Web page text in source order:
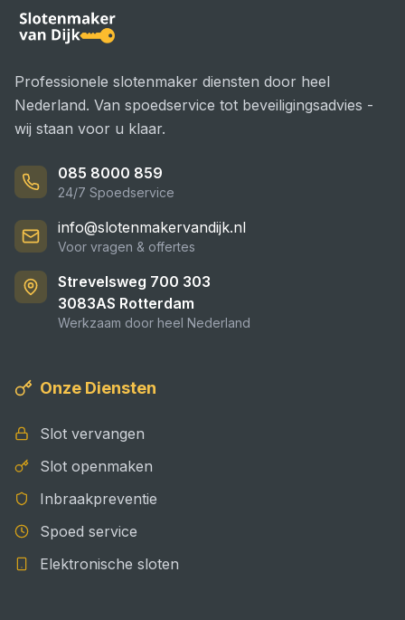
Professionele slotenmaker diensten door heel
Nederland. Van spoedservice tot beveiligingsadvies -
wij staan voor u klaar.
085 8000 859
24/7 Spoedservice
info@slotenmakervandijk.nl
Voor vragen & offertes
Strevelsweg 700 303
3083AS Rotterdam
Werkzaam door heel Nederland
Onze Diensten
Slot vervangen
Slot openmaken
Inbraakpreventie
Spoed service
Elektronische sloten